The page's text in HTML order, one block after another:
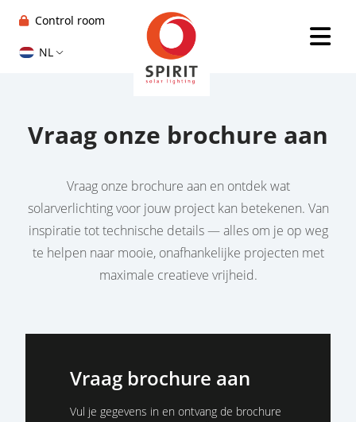
Control room
NL
Vraag onze brochure aan
Vraag onze brochure aan en ontdek wat
solarverlichting voor jouw project kan betekenen. Van
inspiratie tot technische details — alles om je op weg
te helpen naar mooie, onafhankelijke projecten met
maximale creatieve vrijheid.
Vraag brochure aan
Vul je gegevens in en ontvang de brochure